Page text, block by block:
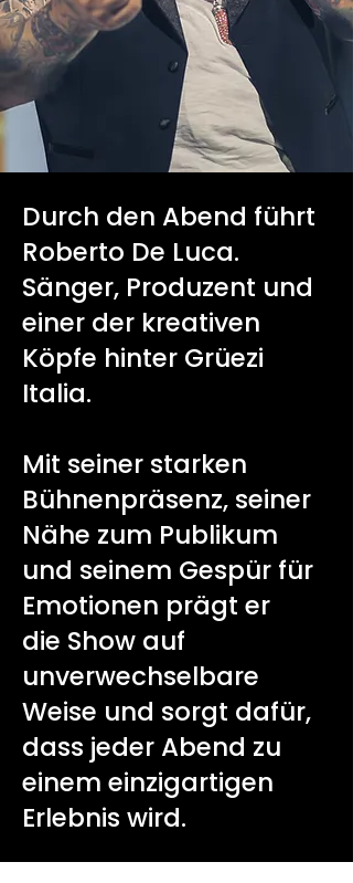
Durch den Abend führt
Roberto De Luca.
Sänger, Produzent und
einer der kreativen
Köpfe hinter Grüezi
Italia.
Mit seiner starken
Bühnenpräsenz, seiner
Nähe zum Publikum
und seinem Gespür für
Emotionen prägt er
die Show auf
unverwechselbare
Weise und sorgt dafür,
dass jeder Abend zu
einem einzigartigen
Erlebnis wird.